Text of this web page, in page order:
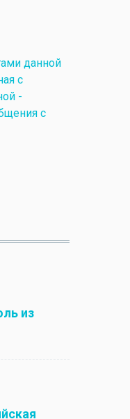
данной
с
-
с
из